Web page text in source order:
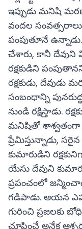
ఇప్పుడు మనిషి
వందల
పంపుతూనే
చేశారు, కానీ దేవుని
రక్షకుడిని
రక్షకుడు,
సంబంధాన్ని
నుండి రక్షిస్తాడు.
మనిషితో శాశ్వతంగా
ప్రేమిస్తున్నాడు,
కుమారుడిని
యేసు దేవుని
ప్రపంచంలో
గడిపాడు. ఆయన
గురించి ప్రజలకు
చూపించే అనేక